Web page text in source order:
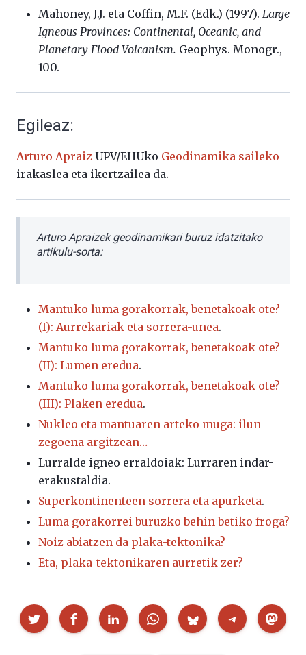
Mahoney, J.J. eta Coffin, M.F. (Edk.) (1997). Large
Igneous Provinces: Continental, Oceanic, and
Planetary Flood Volcanism. Geophys. Monogr.,
100.
Egileaz:
Arturo Apraiz UPV/EHUko Geodinamika saileko
irakaslea eta ikertzailea da.
Arturo Apraizek geodinamikari buruz idatzitako
artikulu-sorta:
Mantuko luma gorakorrak, benetakoak ote?
(I): Aurrekariak eta sorrera-unea.
Mantuko luma gorakorrak, benetakoak ote?
(II): Lumen eredua.
Mantuko luma gorakorrak, benetakoak ote?
(III): Plaken eredua.
Nukleo eta mantuaren arteko muga: ilun
zegoena argitzean…
Lurralde igneo erraldoiak: Lurraren indar-
erakustaldia.
Superkontinenteen sorrera eta apurketa.
Luma gorakorrei buruzko behin betiko froga?
Noiz abiatzen da plaka-tektonika?
Eta, plaka-tektonikaren aurretik zer?
Partekatu